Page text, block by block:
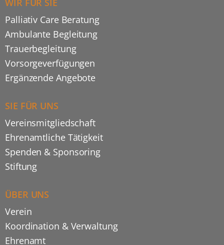
WIR FÜR SIE
Palliativ Care Beratung
Ambulante Begleitung
Trauerbegleitung
Vorsorgeverfügungen
Ergänzende Angebote
SIE FÜR UNS
Vereinsmitgliedschaft
Ehrenamtliche Tätigkeit
Spenden & Sponsoring
Stiftung
ÜBER UNS
Verein
Koordination & Verwaltung
Ehrenamt